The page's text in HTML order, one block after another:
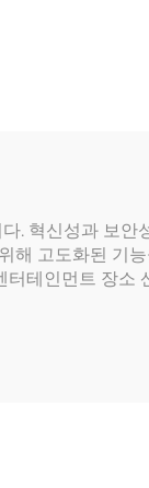
. 혁신성과 보안
해 고도화된 기
테인먼트 장소